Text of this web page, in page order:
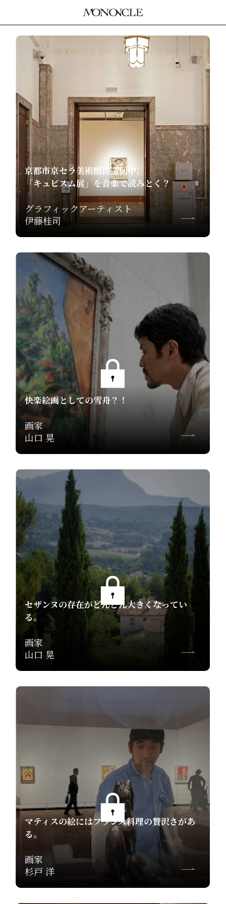
京都市京セラ美術館に巡回中。
「キュビスム展」を音楽で読みとく？
グラフィックアーティスト
伊藤桂司
快楽絵画としての雪舟？！
画家
山口 晃
セザンヌの存在がどんどん大きくなってい
る。
画家
山口 晃
マティスの絵にはフランス料理の贅沢さがあ
る。
画家
杉戸 洋